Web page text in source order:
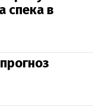
спека в